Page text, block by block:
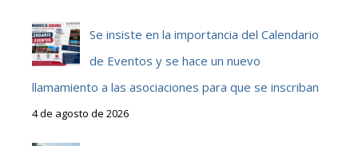
Se insiste en la importancia del Calendario
de Eventos y se hace un nuevo
llamamiento a las asociaciones para que se inscriban
4 de agosto de 2026